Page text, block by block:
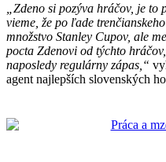
„Zdeno si pozýva hráčov, je
vieme, že po ľade
množstvo Stanley Cupov, ale
pocta Zdenovi od týchto
naposledy regulárny zápas,“
agent najlepších slovenských